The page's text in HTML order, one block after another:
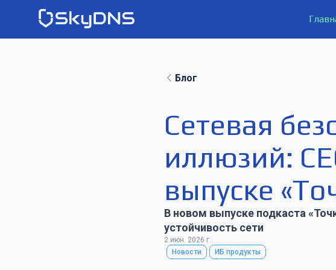
Блог
Сетевая
иллюзий:
выпуске
В новом выпуске подкаста
устойчивость сети
2 июн. 2026 г.
Новости
ИБ продукты